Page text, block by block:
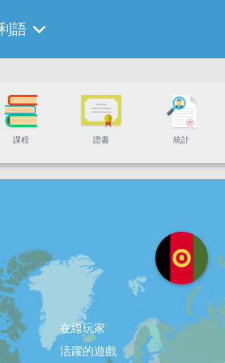
語
課程 證書 統計
在線玩家
活躍的遊戲